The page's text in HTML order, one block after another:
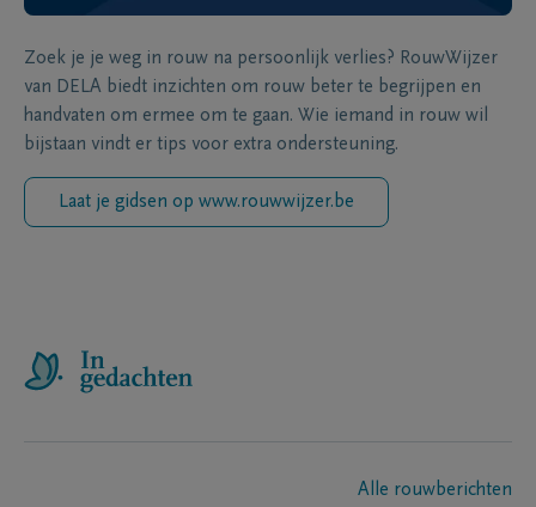
Zoek je je weg in rouw na persoonlijk verlies? RouwWijzer
van DELA biedt inzichten om rouw beter te begrijpen en
handvaten om ermee om te gaan. Wie iemand in rouw wil
bijstaan vindt er tips voor extra ondersteuning.
Laat je gidsen op www.rouwwijzer.be
Alle rouwberichten